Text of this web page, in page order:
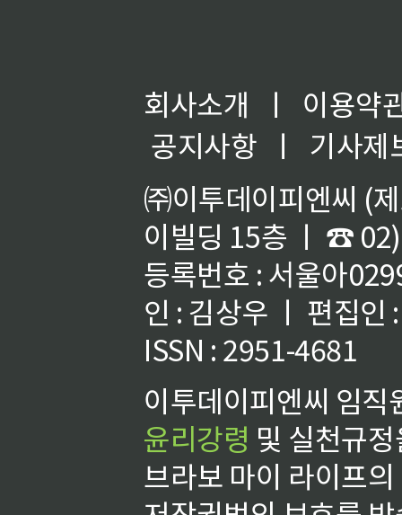
회사소개 ㅣ
이용약
공지사항
ㅣ
기사제
㈜이투데이피엔씨 (
이빌딩 15층 ㅣ ☎
등록번호 : 서울아
인 : 김상우 ㅣ 편집인
ISSN : 2951-4681
이투데이피엔씨 임
윤리강령 및 실천규
브라보 마이 라이프